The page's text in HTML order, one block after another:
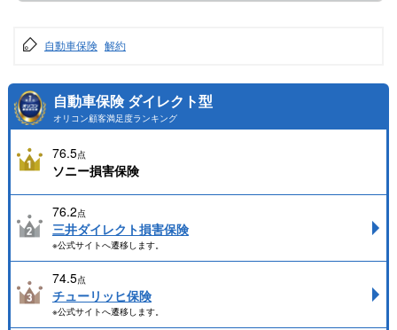
自動車保険 解約
自動車保険 ダイレクト型
オリコン顧客満足度ランキング
76.5点
ソニー損害保険
76.2点
三井ダイレクト損害保険
※公式サイトへ遷移します。
74.5点
チューリッヒ保険
※公式サイトへ遷移します。